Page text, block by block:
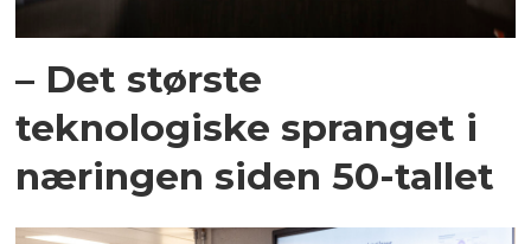
– Det største
teknologiske spranget i
næringen siden 50-tallet